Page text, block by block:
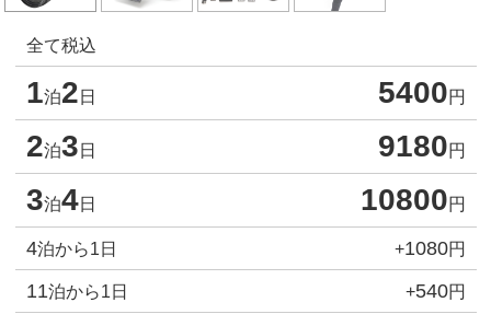
全て税込
1泊2 日 5400円
2泊3 日 9180円
3泊4日 10800円
4泊から1日 +1080円
11泊から1日 +540円